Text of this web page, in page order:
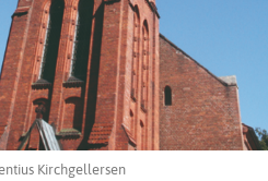
Kirchgellersen